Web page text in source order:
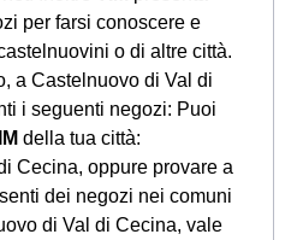
per farsi conoscere e
o di altre città.
a Castelnuovo di Val di
i seguenti negozi: Puoi
della tua città:
Cecina, oppure provare a
dei negozi nei comuni
di Val di Cecina, vale